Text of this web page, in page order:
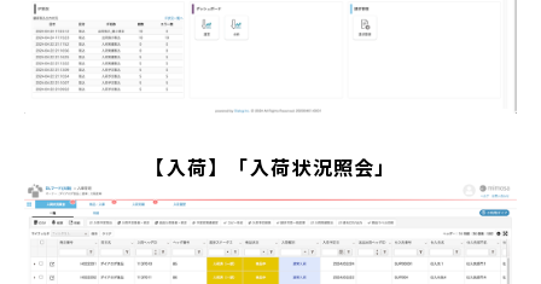
【入荷】「入荷状況照会」